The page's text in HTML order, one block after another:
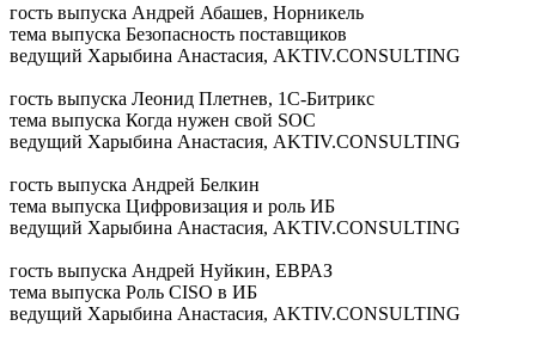
гость выпуска Андрей Абашев, Норникель
тема выпуска Безопасность поставщиков
ведущий Харыбина Анастасия, AKTIV.CONSULTING
гость выпуска Леонид Плетнев, 1С-Битрикс
тема выпуска Когда нужен свой SOC
ведущий Харыбина Анастасия, AKTIV.CONSULTING
гость выпуска Андрей Белкин
тема выпуска Цифровизация и роль ИБ
ведущий Харыбина Анастасия, AKTIV.CONSULTING
гость выпуска Андрей Нуйкин, ЕВРАЗ
тема выпуска Роль CISO в ИБ
ведущий Харыбина Анастасия, AKTIV.CONSULTING